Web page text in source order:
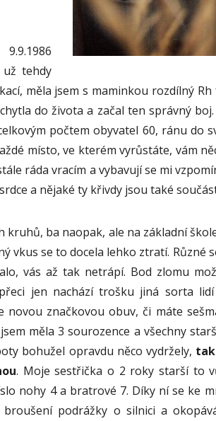
už tehdy
měla jsem s maminkou rozdílný
do života a začal ten správný
počtem obyvatel 60, ránu do
místo, ve kterém vyrůstáte, vám
ráda vracím a vybavují se mi
a nějaké ty křivdy jsou také
kruhů, ba naopak, ale na základní
vkus se to docela lehko ztratí. Různé
vás až tak netrápí. Bod zlomu
jen nachází trošku jiná sorta
značkovou obuv, či máte
měla 3 sourozence a všechny
bohužel opravdu něco vydržely,
. Moje sestřička o 2 roky starší to
nohy 4 a bratrové 7. Díky ní se ke
podrážky o silnici a